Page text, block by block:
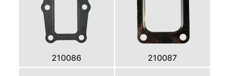
210086 210087